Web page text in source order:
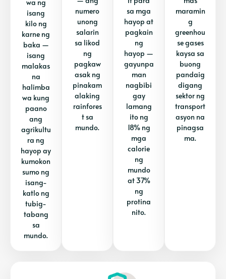
wa ng
isang
kilo ng
karne ng
baka —
isang
malakas
na
halimba
wa kung
paano
ang
agrikultu
ra ng
hayop ay
kumokon
sumo ng
isang-
katlo ng
tubig-
tabang
sa
mundo.
numero
unong
salarin
sa likod
ng
pagkaw
asak ng
pinakam
alaking
rainfores
t sa
mundo.
sa mga
hayop at
pagkain
ng
hayop —
gayunpa
man
nagbibi
gay
lamang
ito ng
18% ng
mga
calorie
ng
mundo
at 37%
ng
protina
nito.
maramin
g
greenhou
se gases
kaysa sa
buong
pandaig
digang
sektor ng
transport
asyon na
pinagsa
ma.